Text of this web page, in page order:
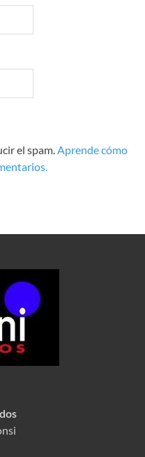
el spam.Aprende cómo